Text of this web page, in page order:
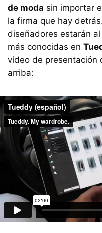
de moda sin importar
la firma que hay
diseñadores estarán
más conocidas en
vídeo de presentación
arriba: